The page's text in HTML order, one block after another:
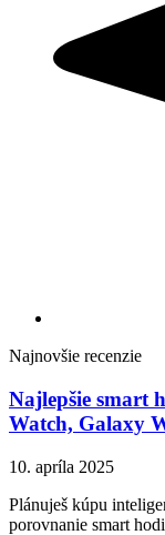
Najnovšie recenzie
Najlepšie smart
Watch, Galaxy
10. apríla 2025
Plánuješ kúpu
porovnanie smart